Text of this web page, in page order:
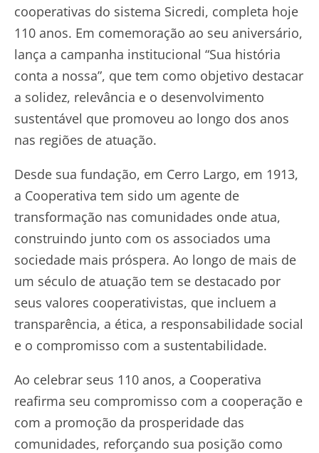
cooperativas do sistema Sicredi, completa hoje
110 anos. Em comemoração ao seu aniversário,
lança a campanha institucional “Sua história
conta a nossa”, que tem como objetivo destacar
a solidez, relevância e o desenvolvimento
sustentável que promoveu ao longo dos anos
nas regiões de atuação.
Desde sua fundação, em Cerro Largo, em 1913,
a Cooperativa tem sido um agente de
transformação nas comunidades onde atua,
construindo junto com os associados uma
sociedade mais próspera. Ao longo de mais de
um século de atuação tem se destacado por
seus valores cooperativistas, que incluem a
transparência, a ética, a responsabilidade social
e o compromisso com a sustentabilidade.
Ao celebrar seus 110 anos, a Cooperativa
reafirma seu compromisso com a cooperação e
com a promoção da prosperidade das
comunidades, reforçando sua posição como